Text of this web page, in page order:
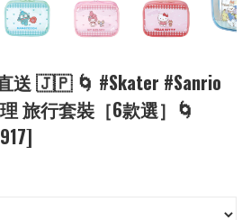
直送 🇯🇵 🌀 #Skater #Sanrio
旅行套裝［6款選］🌀